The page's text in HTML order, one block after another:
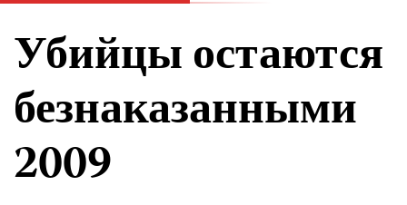
Убийцы остаются
безнаказанными
2009